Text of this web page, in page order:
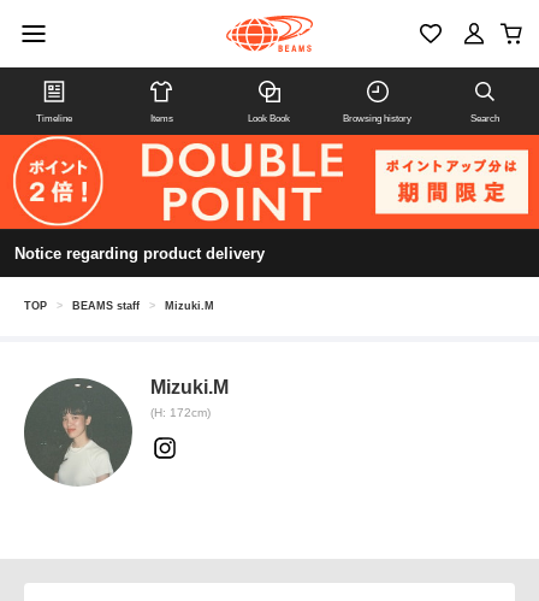
Timeline Items Look Book Browsing history Search
Notice regarding product delivery
TOP > BEAMS staff > Mizuki.M
Mizuki.M
(H: 172cm)